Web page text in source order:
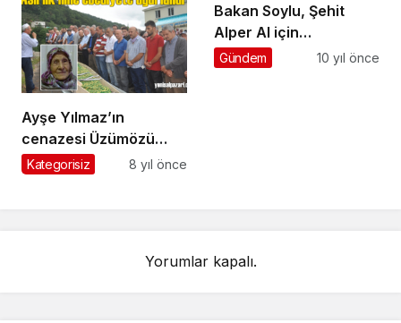
Ayşe Yılmaz’ın
cenazesi Üzümözü
Mahallesi’nde toprağa
Kategorisiz 8 yıl önce
Bakan Soylu, Şehit
Alper Al için
Şalpazarı’na geldi
Gündem 10 yıl önce
Yorumlar kapalı.